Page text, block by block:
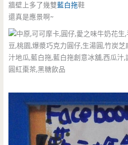
牆壁上多了幾雙藍白拖鞋
還真是應景啊~